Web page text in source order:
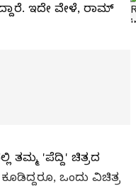
ಇದೇ ವೇಳೆ, ರಾಮ್
ತಮ್ಮ 'ಪೆದ್ದಿ' ಚಿತ್ರದ
ಒಂದು ವಿಚಿತ್ರ